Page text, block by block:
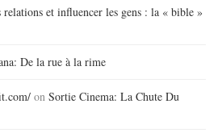
relations et influencer les gens : la « bible »
De la rue à la rime
on Sortie Cinema: La Chute Du